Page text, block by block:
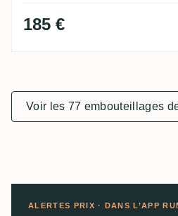
185 €
Voir les 77 embouteillages
ALERTES PRIX · DANS L’APP